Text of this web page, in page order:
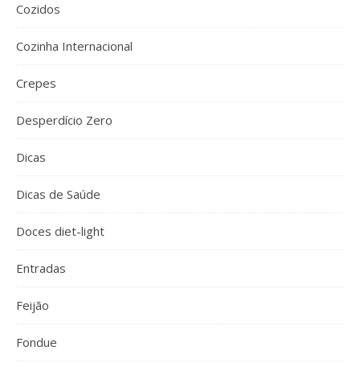
Cozidos
Cozinha Internacional
Crepes
Desperdício Zero
Dicas
Dicas de Saúde
Doces diet-light
Entradas
Feijão
Fondue